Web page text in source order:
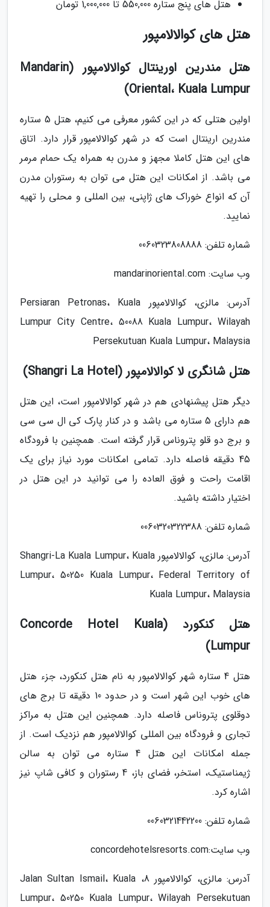
هتل های پنج ستاره 550,000 تا 1,000,000 تومان
هتل های کوالالامپور
هتل مندرین اورینتال کوالالامپور (Mandarin
Oriental، Kuala Lumpur)
اولین هتلی که در این کشور معرفی می کنیم، هتل 5 ستاره
مندرین ارینتال است که در شهر کوالالامپور قرار دارد. اتاق
های این هتل کاملا مجهز و مدرن به همراه یک حمام مرمر
می باشد. از امکانات این هتل می توان به رستوران مدرن
آن که انواع خوراک های ژاپنی، بین المللی و محلی را تهیه
نمایید.
شماره تلفن: 0060323808888
وب سایت: mandarinoriental.com
آدرس: مالزی، کوالالامپور Persiaran Petronas، Kuala
Lumpur City Centre، 50088 Kuala Lumpur، Wilayah
Persekutuan Kuala Lumpur، Malaysia
هتل شانگری لا کوالالامپور (Shangri La Hotel)
دیگر هتل پیشنهادی هم در شهر کوالالامپور است، این هتل
هم دارای 5 ستاره می باشد و در کنار پارک کی ال سی سی
و برج دو قلو پتروناس قرار گرفته است. همچنین با فرودگاه
45 دقیقه فاصله دارد. تمامی امکانات مورد نیاز برای یک
اقامت راحت و فوق العاده را می توانید در این هتل در
اختیار داشته باشید.
شماره تلفن: 0060320322388
آدرس: مالزی، کوالالامپور Shangri-La Kuala Lumpur، Kuala
Lumpur، 50250 Kuala Lumpur، Federal Territory of
Kuala Lumpur، Malaysia
هتل کنکورد (Concorde Hotel Kuala
Lumpur)
هتل 4 ستاره شهر کوالالامپور به نام هتل کنکورد، جزء هتل
های خوب این شهر است و در حدود 10 دقیقه تا برج های
دوقلوی پتروناس فاصله دارد. همچنین این هتل به مراکز
تجاری و فرودگاه بین المللی کوالالامپور هم نزدیک است. از
جمله امکانات این هتل 4 ستاره می توان به سالن
ژیمناستیک، استخر، فضای باز، 4 رستوران و کافی شاپ نیز
اشاره کرد.
شماره تلفن: 0060321442200
وب سایت:concordehotelsresorts.com
آدرس: مالزی، کوالالامپور 8، Jalan Sultan Ismail، Kuala
Lumpur، 50250 Kuala Lumpur، Wilayah Persekutuan